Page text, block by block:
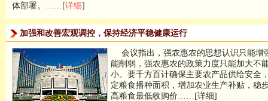
体部署。……[详细]
加强和改善宏观调控，保持经济平稳健康运行
会议指出，强农惠农的思想认识只能增
能削弱，强农惠农的政策力度只能加大不
小。要千方百计确保主要农产品供给安全
定粮食播种面积，增加农业生产补贴，稳
高粮食最低收购价……[详细]